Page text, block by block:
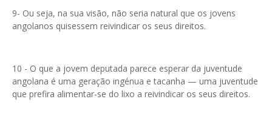
9- Ou seja, na sua visão, não seria natural que os jovens
angolanos quisessem reivindicar os seus direitos.
10 - O que a jovem deputada parece esperar da juventude
angolana é uma geração ingénua e tacanha — uma juventude
que prefira alimentar-se do lixo a reivindicar os seus direitos.